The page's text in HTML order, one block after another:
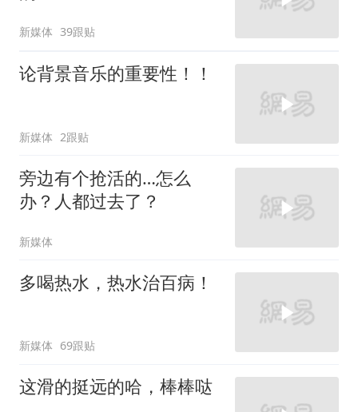
新媒体 39跟贴
论背景音乐的重要性！！
新媒体 2跟贴
旁边有个抢活的…怎么
办？人都过去了？
新媒体
多喝热水，热水治百病！
新媒体 69跟贴
这滑的挺远的哈，棒棒哒